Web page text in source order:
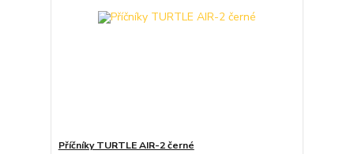
Příčníky TURTLE AIR-2 černé